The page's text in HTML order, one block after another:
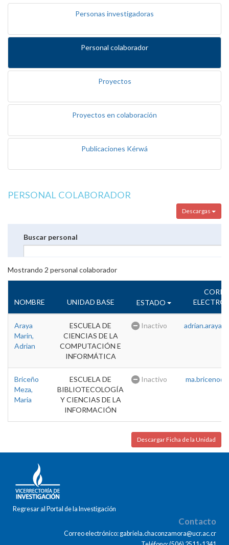
Personas investigadoras
Personal colaborador
Proyectos
Proyectos en colaboración
Publicaciones Kérwá
PERSONAL COLABORADOR
Descargas
Buscar personal
Mostrando 2 personal colaborador
NOMBRE UNIDAD BASE ESTADO
Araya
Marin,
Adrian
ESCUELA DE
CIENCIAS DE LA
COMPUTACIÓN E
INFORMÁTICA
Inactivo
Briceño
Meza,
Maria
ESCUELA DE
BIBLIOTECOLOGÍA
Y CIENCIAS DE LA
INFORMACIÓN
Inactivo
Descargar Ficha de la Unidad
Regresar al Portal de la Investigación
Contacto
Correo electrónico: gabriela.chaconzamora@ucr.ac.cr